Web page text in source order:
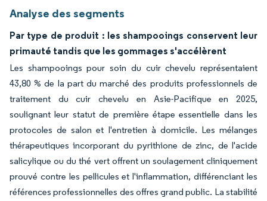
Analyse des segments
Par type de produit : les shampooings conservent leur
primauté tandis que les gommages s'accélèrent
Les shampooings pour soin du cuir chevelu représentaient
43,80 % de la part du marché des produits professionnels de
traitement du cuir chevelu en Asie-Pacifique en 2025,
soulignant leur statut de première étape essentielle dans les
protocoles de salon et l'entretien à domicile. Les mélanges
thérapeutiques incorporant du pyrithione de zinc, de l'acide
salicylique ou du thé vert offrent un soulagement cliniquement
prouvé contre les pellicules et l'inflammation, différenciant les
références professionnelles des offres grand public. La stabilité